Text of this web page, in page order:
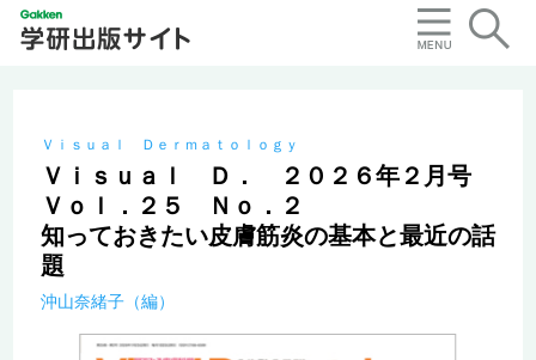
Ｖｉｓｕａｌ Ｄｅｒｍａｔｏｌｏｇｙ
Ｖｉｓｕａｌ Ｄ． ２０２６年２月号
Ｖｏｌ．２５ Ｎｏ．２
知っておきたい皮膚筋炎の基本と最近の話
題
沖山奈緒子（編）